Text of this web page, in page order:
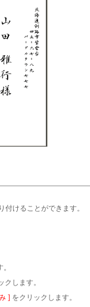
けることができます。
クします。
] をクリックします。